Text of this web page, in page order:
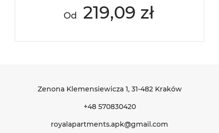
Od 219,09 zł
Zenona Klemensiewicza 1, 31-482 Kraków
+48 570830420
royalapartments.apk@gmail.com